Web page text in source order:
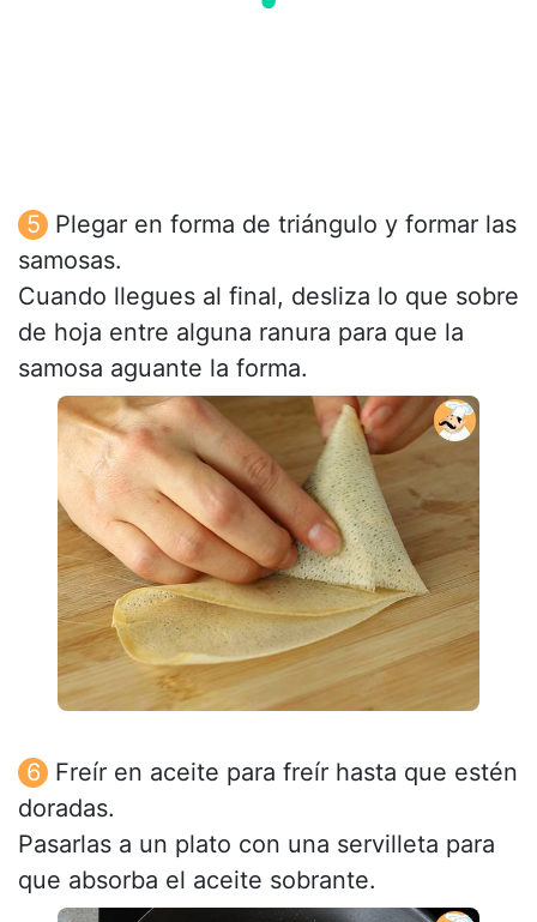
Plegar en forma de triángulo y formar las
samosas.
Cuando llegues al final, desliza lo que sobre
de hoja entre alguna ranura para que la
samosa aguante la forma.
Freír en aceite para freír hasta que estén
doradas.
Pasarlas a un plato con una servilleta para
que absorba el aceite sobrante.